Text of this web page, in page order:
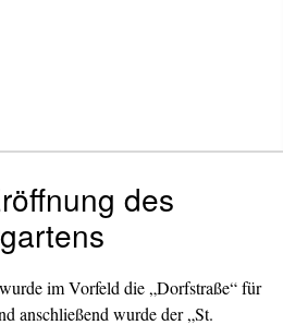
des
im Vorfeld die „Dorfstraße“ für
anschließend wurde der „St.